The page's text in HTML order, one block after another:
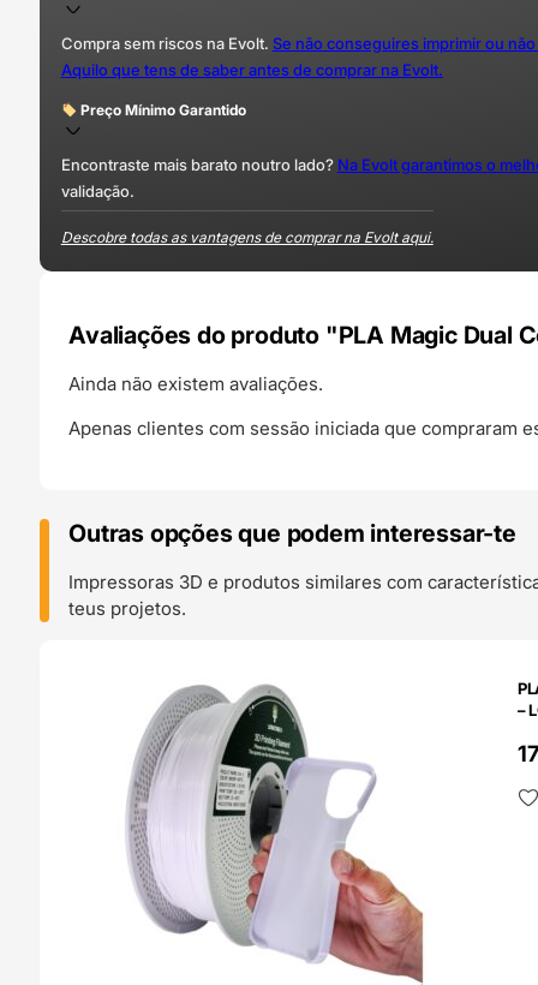
Compra sem riscos na Evolt. Se não conseguires imprimir ou
Aquilo que tens de saber antes de comprar na Evolt.
Preço Mínimo Garantido
Encontraste mais barato noutro lado? Na Evolt garantimos o
validação.
Descobre todas as vantagens de comprar na Evolt aqui.
Avaliações do produto "PLA Magic Dual
Ainda não existem avaliações.
Apenas clientes com sessão iniciada que compraram
Outras opções que podem interessar-te
Impressoras 3D e produtos similares com
teus projetos.
–